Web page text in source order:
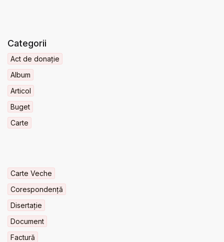
Categorii
Act de donație
Album
Articol
Buget
Carte
Carte Veche
Corespondență
Disertație
Document
Factură